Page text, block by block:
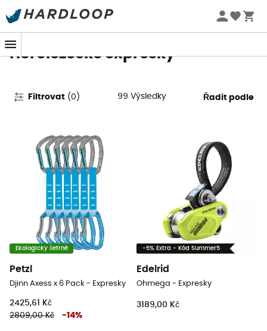
Letní akce 🔥 -5 % EXTRA při nákupu 2 produktů* s kódem
Horolezecké expresky
Filtrovat (0 ) 99 Výsledky Řadit podle
Ekologicky šetrné
Petzl
Djinn Axess x 6 Pack - Expresky
2425,61 Kč
2809,00 Kč
-14%
-5% Extra - Kód Summer5
Edelrid
Ohmega - Expresky
3189,00 Kč